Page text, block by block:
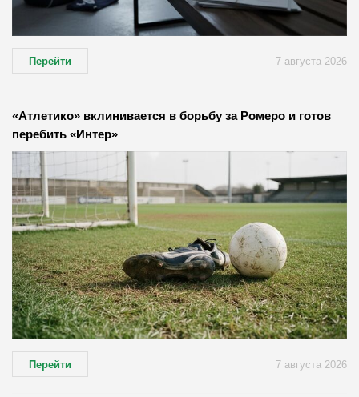
Перейти 7 августа 2026
«Атлетико» вклинивается в борьбу за Ромеро и готов
перебить «Интер»
Перейти 7 августа 2026